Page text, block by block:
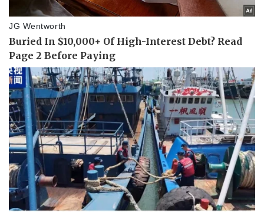
Pháp luật
Vụ án
Tin nóng
Tư vấn luật
Quân sự - Quốc phòng
Vũ khí
Việt Nam
Phân tích